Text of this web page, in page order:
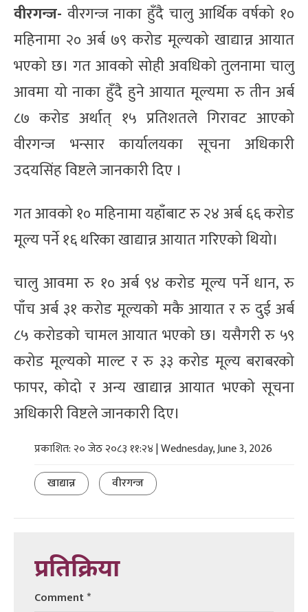
वीरगन्ज- वीरगन्ज नाका हुँदै चालु आर्थिक वर्षको १०
महिनामा २० अर्ब ७९ करोड मूल्यको खाद्यान्न आयात
भएको छ। गत आवको सोही अवधिको तुलनामा चालु
आवमा यो नाका हुँदै हुने आयात मूल्यमा रु तीन अर्ब
८७ करोड अर्थात् १५ प्रतिशतले गिरावट आएको
वीरगन्ज भन्सार कार्यालयका सूचना अधिकारी
उदयसिंह विष्टले जानकारी दिए ।
गत आवको १० महिनामा यहाँबाट रु २४ अर्ब ६६ करोड
मूल्य पर्ने १६ थरिका खाद्यान्न आयात गरिएको थियो।
चालु आवमा रु १० अर्ब ९४ करोड मूल्य पर्ने धान, रु
पाँच अर्ब ३१ करोड मूल्यको मकै आयात र रु दुई अर्ब
८५ करोडको चामल आयात भएको छ। यसैगरी रु ५९
करोड मूल्यको माल्ट र रु ३३ करोड मूल्य बराबरको
फापर, कोदो र अन्य खाद्यान्न आयात भएको सूचना
अधिकारी विष्टले जानकारी दिए।
प्रकाशित: २० जेठ २०८३ ११:२४ | Wednesday, June 3, 2026
खाद्यान्न
वीरगन्ज
प्रतिक्रिया
Comment*